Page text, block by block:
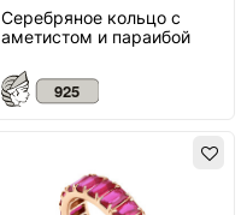
Серебряное кольцо с
аметистом и параибой